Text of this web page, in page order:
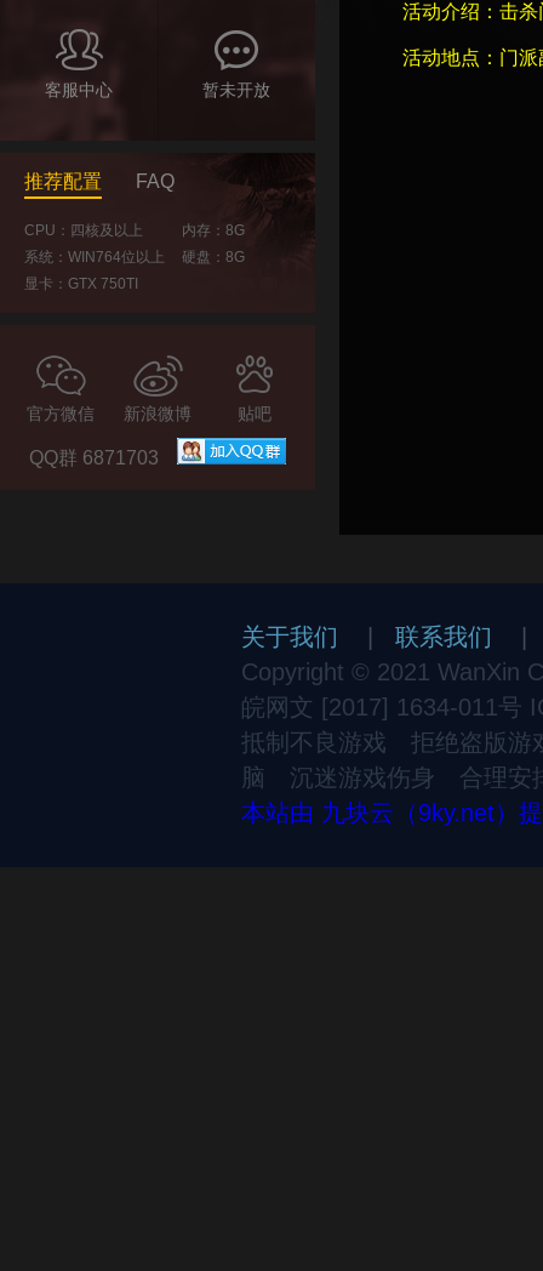
客服中心 暂未开放
推荐配置 FAQ
CPU：四核及以上
内存：8G
系统：WIN764位以上
硬盘：8G
显卡：GTX 750TI
官方微信 新浪微博 贴吧
QQ群 6871703
活动介绍：击
活动地点：门派
关于我们 联系我们
Copyright © 2021 WanXin
皖网文 [2017] 1634-011号
抵制不良游戏 拒绝盗版
脑 沉迷游戏伤身 合理安
本站由 九块云（9ky.net）